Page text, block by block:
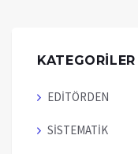
KATEGORİLER
EDİTÖRDEN
SİSTEMATİK